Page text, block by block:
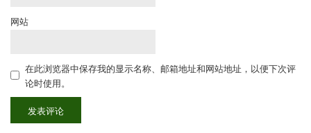
网站
在此浏览器中保存我的显示名称、邮箱地址和网站地址，以便下次评
论时使用。